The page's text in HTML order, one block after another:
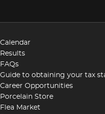
Calendar
Results
FAQs
Guide to obtaining your tax
Career Opportunities
Porcelain Store
Flea Market